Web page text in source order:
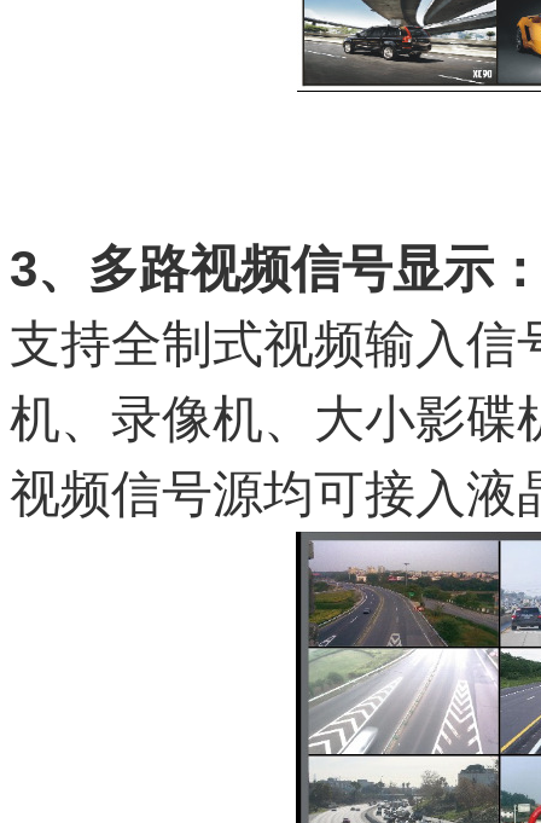
3、 多路视频信号显示
支持全制式视频输入信
机、录像机、大小影碟
视频信号源均可接入液